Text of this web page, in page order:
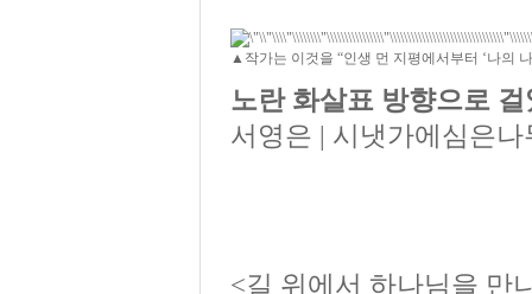
▲작가는 이것을 “인생 먼 지평에서부터 ‘나의
노란 화살표 방향으로 걸
서영은 | 시냇가에심은나
<길 위에서 하나님을 만